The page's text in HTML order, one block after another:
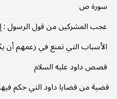
سورة ص
عجب المشركين من قول الرسول :
الأسباب التي تمنع في زعمهم أن
قصص داود عليه السلام
قضية من قضايا داود التي حكم